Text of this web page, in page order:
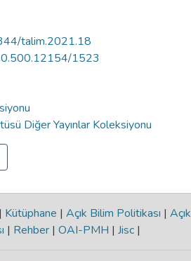
talim.2021.18
1523
Diğer Yayınlar Koleksiyonu
| Kütüphane | Açık Bilim Politikası | Açık
| Rehber | OAI-PMH | Jisc |